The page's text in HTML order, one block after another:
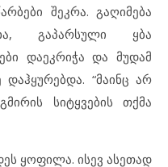
შეკრა. გაღიმება
გაპარსული ყბა
დაეკრიჭა და მუდამ
“მაინც არ
სიტყვების თქმა
ყოფილა. ისევ ასეთად